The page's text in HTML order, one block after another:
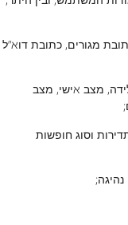
מגורים, כתובת דוא”ל
לידה, מצב אישי, מצב
וסוג חופשות
נהיגה;